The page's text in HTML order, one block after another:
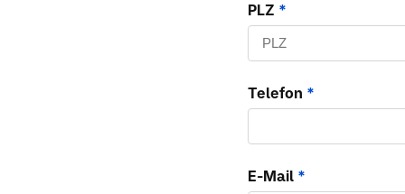
PLZ *
Telefon *
E-Mail *